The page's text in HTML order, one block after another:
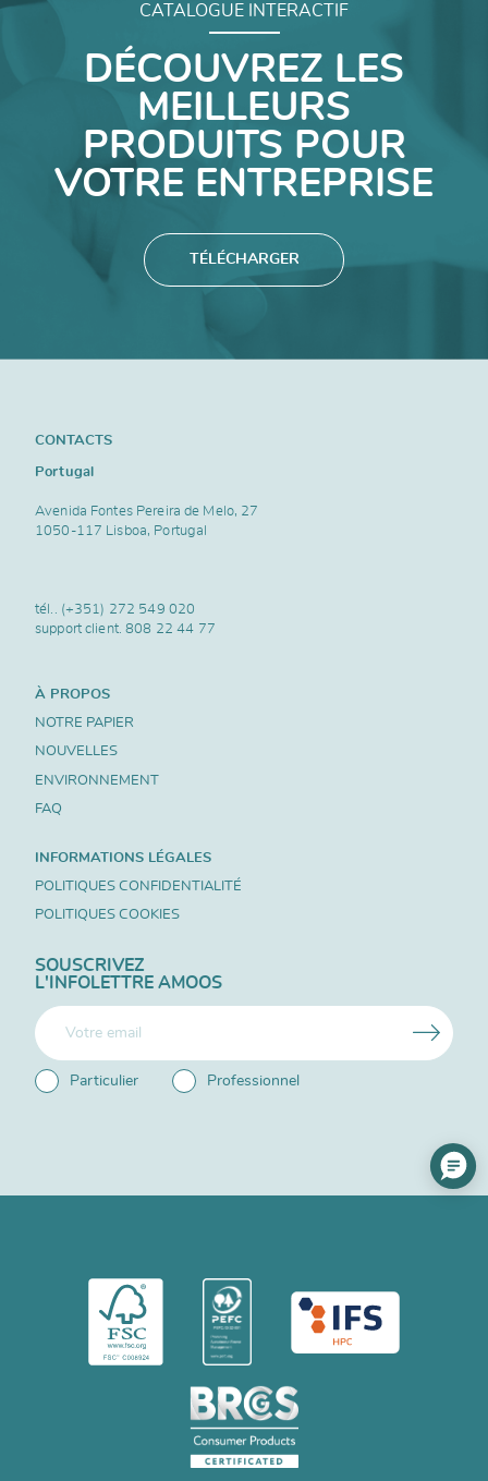
CATALOGUE INTERACTIF
DÉCOUVREZ LES
MEILLEURS
PRODUITS POUR
VOTRE ENTREPRISE
TÉLÉCHARGER
CONTACTS
Portugal
Avenida Fontes Pereira de Melo, 27
1050-117 Lisboa, Portugal
tél.. (+351) 272 549 020
support client.808 22 44 77
À PROPOS
NOTRE PAPIER
NOUVELLES
ENVIRONNEMENT
FAQ
INFORMATIONS LÉGALES
POLITIQUES CONFIDENTIALITÉ
POLITIQUES COOKIES
SOUSCRIVEZ
L'INFOLETTRE AMOOS
Particulier Professionnel